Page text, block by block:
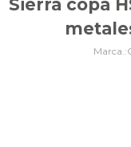
Sierra copa